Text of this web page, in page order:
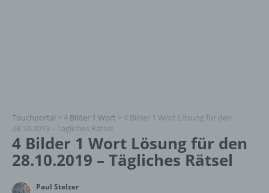
Touchportal > 4 Bilder 1 Wort > 4 Bilder 1 Wort Lösung für den
28.10.2019 – Tägliches Rätsel
4 Bilder 1 Wort Lösung für den
28.10.2019 – Tägliches Rätsel
Paul Stelzer